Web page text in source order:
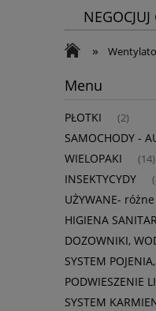
NEGOCJUJ
»
Menu
PŁOTKI (2)
SAMOCHODY -
WIELOPAKI (14)
INSEKTYCYDY
UŻYWANE- różne
HIGIENA
DOZOWNIKI,
SYSTEM
PODWIESZENIE
SYSTEM